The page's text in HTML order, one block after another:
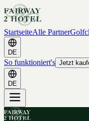
StartseiteAlle Partner
DE
So funktioniert's Jetzt
DE